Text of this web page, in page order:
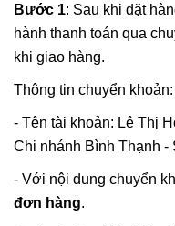
Bước 1: Sau khi đặt
hành thanh toán qua
khi giao hàng.
Thông tin chuyển khoản:
- Tên tài khoản: Lê Thị
Chi nhánh Bình Thạnh -
- Với nội dung chuyển
đơn hàng.